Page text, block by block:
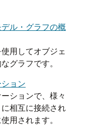
ル・グラフの概
用してオブジェ
グラフです。
ョン
ションで、様々
相互に接続され
用されます。